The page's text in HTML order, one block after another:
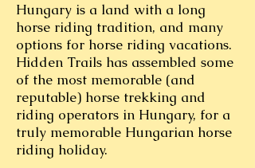
Hungary is a land with a long
horse riding tradition, and many
options for horse riding vacations.
Hidden Trails has assembled some
of the most memorable (and
reputable) horse trekking and
riding operators in Hungary, for a
truly memorable Hungarian horse
riding holiday.